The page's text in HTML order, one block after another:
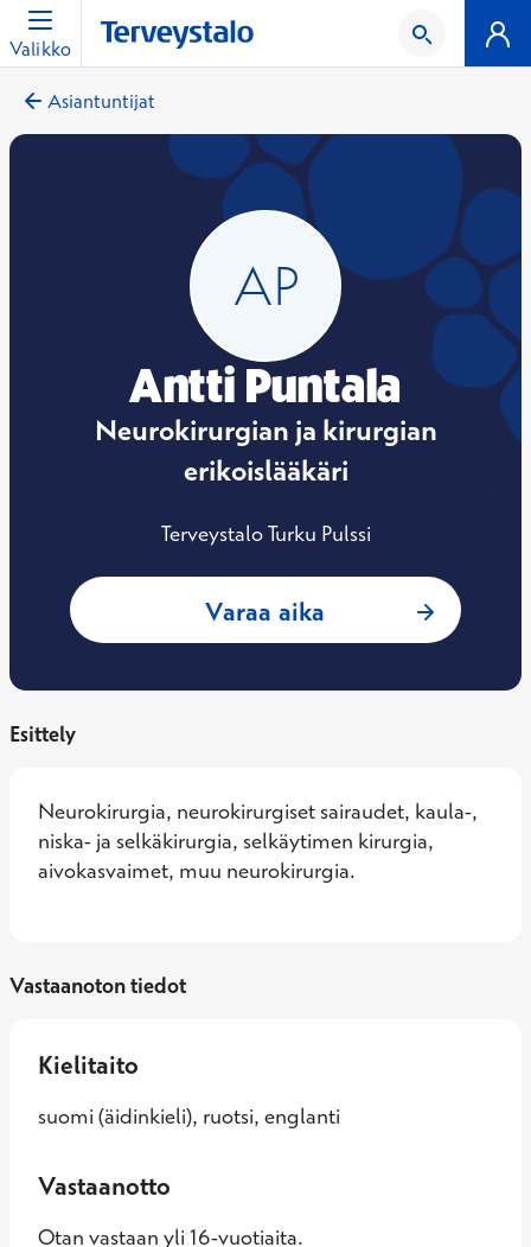
Valikko
Asiantuntijat
Antti Puntala
Neurokirurgian ja kirurgian
erikoislääkäri
Terveystalo Turku Pulssi
Varaa aika : Antti Puntala,
Esittely
Neurokirurgia, neurokirurgiset sairaudet, kaula-,
niska- ja selkäkirurgia, selkäytimen kirurgia,
aivokasvaimet, muu neurokirurgia.
Vastaanoton tiedot
Kielitaito
suomi (äidinkieli), ruotsi, englanti
Vastaanotto
Otan vastaan yli 16-vuotiaita.